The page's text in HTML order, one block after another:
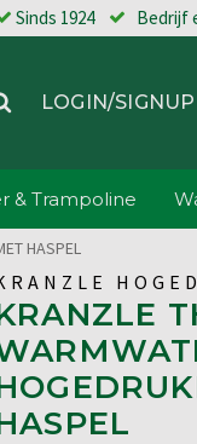
Sinds 1924 Bedrijf
LOGIN/SIGNUP
& Trampoline
HASPEL